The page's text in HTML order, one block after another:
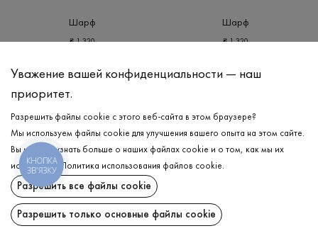
Шарф
₴1 320
Шарф
₴1 320
Уважение вашей конфиденциальности — наш
приоритет.
Разрешить файлы cookie с этого веб-сайта в этом браузере?
Мы используем файлы cookie для улучшения вашего опыта на этом сайте.
Вы можете узнать больше о наших файлах cookie и о том, как мы их
используем.
Политика использования файлов cookie.
Разрешить все файлы cookie
Разрешить только основные файлы cookie
КНОПКА
ЗВ'ЯЗКУ